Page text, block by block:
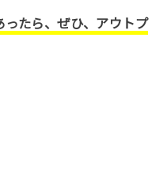
ったら、ぜひ、アウトプ